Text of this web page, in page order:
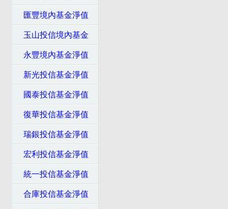
匯豐境內基金淨值
玉山投信境內基金
永豐境內基金淨值
新光投信基金淨值
國泰投信基金淨值
復華投信基金淨值
瑞銀投信基金淨值
宏利投信基金淨值
統一投信基金淨值
合庫投信基金淨值